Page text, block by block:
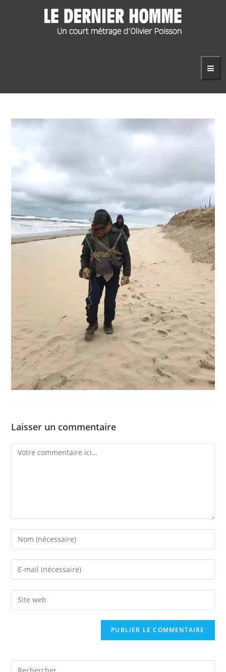
Laisser un commentaire